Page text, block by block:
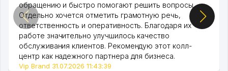
обращению и быстро помогают решить вопросы.
Отдельно хочется отметить грамотную речь,
ответственность и оперативность. Благодаря их
работе значительно улучшилось качество
обслуживания клиентов. Рекомендую этот колл-
центр как надежного партнера для бизнеса.
Vip Brand 31.07.2026 11:43:39